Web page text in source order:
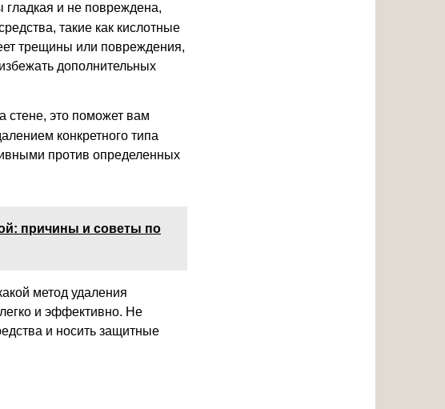
гладкая и не повреждена,
такие как кислотные
трещины или повреждения,
дополнительных
стене, это поможет вам
конкретного типа
против определенных
причины и советы по
метод удаления
и эффективно. Не
и носить защитные